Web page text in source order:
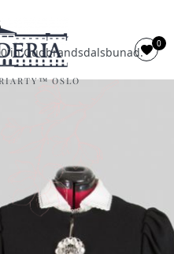
OSLO
0
inGudbrandsdalsbunad.